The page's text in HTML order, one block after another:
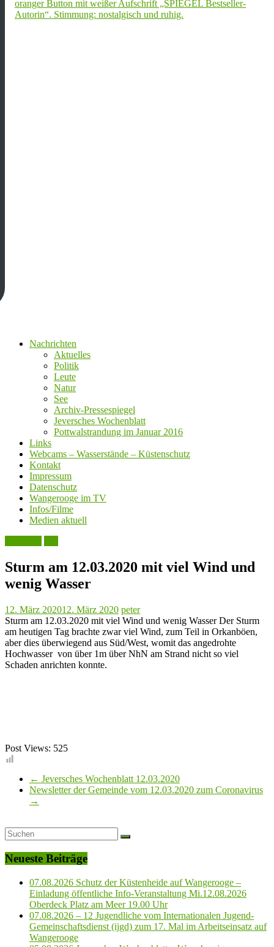
Nachrichten
Aktuelles
Politik
Leute
Natur
See
Archiv-Pressespiegel
Jeversches Wochenblatt
Pottwalstrandung im Januar 2016
Links
Webcams – Wasserstände – Küstenschutz
Kontakt
Impressum
Datenschutz
Wangerooge im TV
Infos/Filme
Medien aktuell
Sturm am 12.03.2020 mit viel Wind und
wenig Wasser
12. März 202012. März 2020 peter
Sturm am 12.03.2020 mit viel Wind und wenig Wasser Der Sturm
am heutigen Tag brachte zwar viel Wind, zum Teil in Orkanböen,
aber dies überwiegend aus Süd/West, womit das angedrohte
Hochwasser von über 1m über NhN am Strand nicht so viel
Schaden anrichten konnte.
Post Views: 525
← Jeversches Wochenblatt 12.03.2020
Newsletter der Gemeinde vom 12.03.2020 zum Coronavirus
→
Neueste Beiträge
07.08.2026 Schutz der Küstenheide auf Wangerooge –
Einladung öffentliche Info-Veranstaltung Mi.12.08.2026
Oberdeck Platz am Meer 19.00 Uhr
07.08.2026 – 12 Jugendliche vom Internationalen Jugend-
Gemeinschaftsdienst (ijgd) zum 17. Mal im Arbeitseinsatz auf
Wangerooge